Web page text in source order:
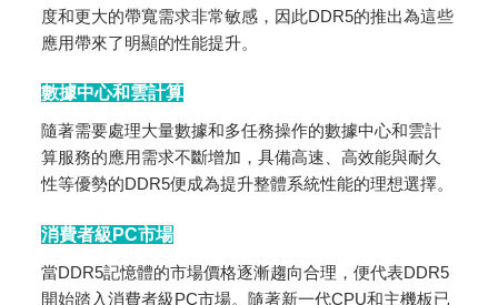
度和更大的帶寬需求非常敏感，因此DDR5的推出為這些
應用帶來了明顯的性能提升。
數據中心和雲計算
隨著需要處理大量數據和多任務操作的數據中心和雲計
算服務的應用需求不斷增加，具備高速、高效能與耐久
性等優勢的DDR5便成為提升整體系統性能的理想選擇。
消費者級PC市場
當DDR5記憶體的市場價格逐漸趨向合理，便代表DDR5
開始踏入消費者級PC市場。隨著新一代CPU和主機板已